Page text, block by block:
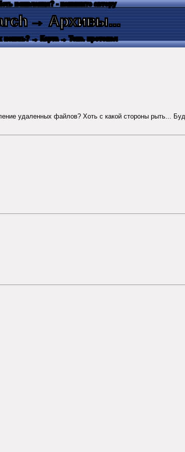
пожелания? - напишите автору
→ Архивы...
искать? → Карта → Текс. протокол
удаленных файлов? Хоть с какой стороны рыть...